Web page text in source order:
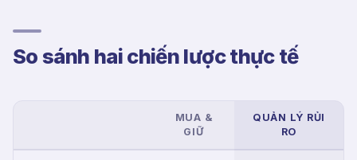
So sánh hai chiến lược thực tế
MUA &
GIỮ
QUẢN LÝ RỦI
RO